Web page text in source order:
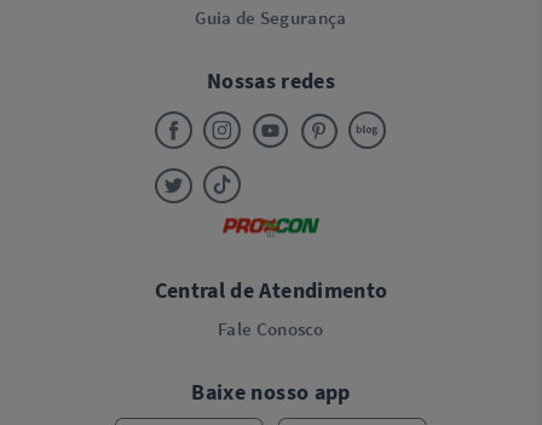
Guia de Segurança
Nossas redes
Central de Atendimento
Fale Conosco
Baixe nosso app